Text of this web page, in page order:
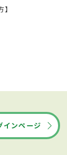
インページ